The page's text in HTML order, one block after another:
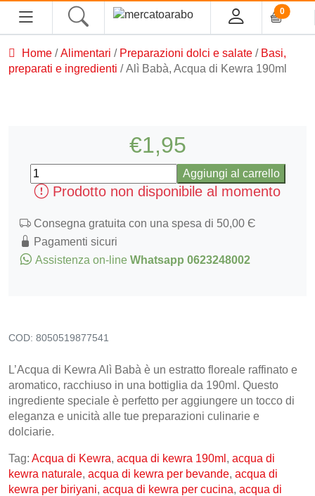
0
PROFUMI ARABI
MACELLERIA
Home/Alimentari / Preparazioni dolci e salate/ Basi,
preparati e ingredienti / Alì Babà, Acqua di Kewra 190ml
€1,95
Alì
Babà,
Acqua
di
190ml
quantità
Aggiungi al carrello
Prodotto non disponibile al momento
Consegna gratuita con una spesa di 50,00 Є
Pagamenti sicuri
Assistenza on-line Whatsapp 0623248002
COD: 8050519877541
L’Acqua di Kewra Alì Babà è un estratto floreale raffinato e
aromatico, racchiuso in una bottiglia da 190ml. Questo
ingrediente speciale è perfetto per aggiungere un tocco di
eleganza e unicità alle tue preparazioni culinarie e
dolciarie.
Tag: Acqua di Kewra, acqua di kewra 190ml , acqua di
kewra naturale, acqua di kewra per bevande, acqua di
kewra per biriyani, acqua di kewra per cucina, acqua di